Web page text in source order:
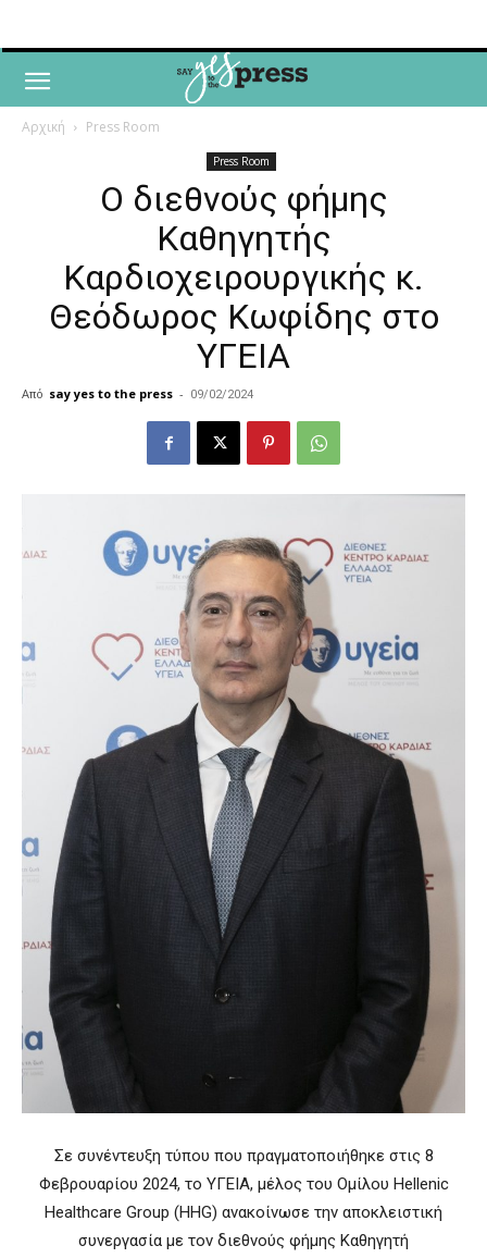
Αρχική Press Room
Press Room
Ο διεθνούς φήμης
Καθηγητής
Καρδιοχειρουργικής κ.
Θεόδωρος Κωφίδης στο
ΥΓΕΙΑ
Από say yes to the press - 09/02/2024
Σε συνέντευξη τύπου που πραγματοποιήθηκε στις 8
Φεβρουαρίου 2024, το ΥΓΕΙΑ, μέλος του Ομίλου Hellenic
Healthcare Group (HHG) ανακοίνωσε την αποκλειστική
συνεργασία με τον διεθνούς φήμης Καθηγητή